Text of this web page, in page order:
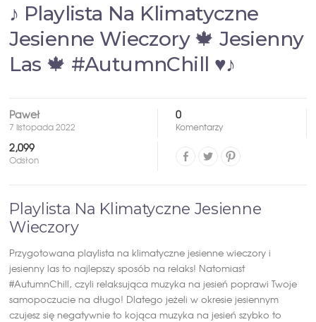
♪ Playlista Na Klimatyczne
Jesienne Wieczory 🍁 Jesienny
Las 🍁 #AutumnChill ♥♪
Paweł
7 listopada 2022
0
Komentarzy
2,099
Odsłon
Playlista Na Klimatyczne Jesienne
Wieczory
Przygotowana playlista na klimatyczne jesienne wieczory i
jesienny las to najlepszy sposób na relaks! Natomiast
#AutumnChill, czyli relaksująca muzyka na jesień poprawi Twoje
samopoczucie na długo! Dlatego jeżeli w okresie jesiennym
czujesz się negatywnie to kojąca muzyka na jesień szybko to